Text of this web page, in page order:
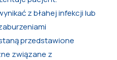
z błahej infekcji lub
przedstawione
związane z